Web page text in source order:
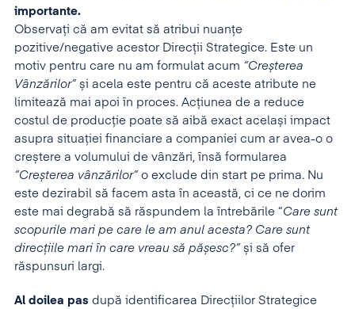
importante.
Observați că am evitat să atribui nuanțe
pozitive/negative acestor Direcții Strategice. Este un
motiv pentru care nu am formulat acum “Creșterea
Vânzărilor” și acela este pentru că aceste atribute ne
limitează mai apoi în proces. Acțiunea de a reduce
costul de producție poate să aibă exact același impact
asupra situației financiare a companiei cum ar avea-o o
creștere a volumului de vânzări, însă formularea
“Creșterea vânzărilor” o exclude din start pe prima. Nu
este dezirabil să facem asta în această, ci ce ne dorim
este mai degrabă să răspundem la întrebările “Care sunt
scopurile mari pe care le am anul acesta? Care sunt
direcțiile mari în care vreau să pășesc?” și să ofer
răspunsuri largi.
Al doilea pas după identificarea Direcțiilor Strategice